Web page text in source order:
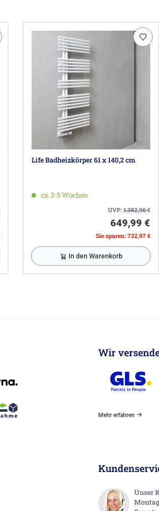
Life Badheizkörper 61 x 140,2 cm
ca. 3-5 Wochen
UVP:1.382,96€
649,99 €
Sie sparen: 732,97 €
In den Warenkorb
Wir
Mehr erfahren
Unser